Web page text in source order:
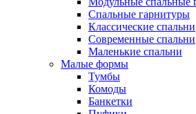
Спальные гарнитуры
Классические спальни
Современные спальни
Маленькие спальни
Малые формы
Тумбы
Комоды
Банкетки